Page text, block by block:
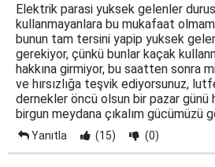
Elektrik parasi yuksek gelenler
kullanmayanlara bu mukafaat
bunun tam tersini yapip yuksek
gerekiyor, çünkü bunlar kaçak
hakkına girmiyor, bu saatten sonra
ve hırsızlığa teşvik ediyorsunuz,
dernekler öncü olsun bir pazar günü
birgun meydana çıkalım gücümüzü
Yanıtla (15) (0)